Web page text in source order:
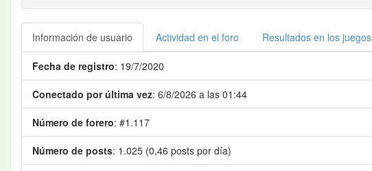
Información de usuario Actividad en el foro Resultados en los juegos
Fecha de registro: 19/7/2020
Conectado por última vez: 6/8/2026 a las 01:44
Número de forero: #1.117
Número de posts: 1.025 (0,46 posts por día)